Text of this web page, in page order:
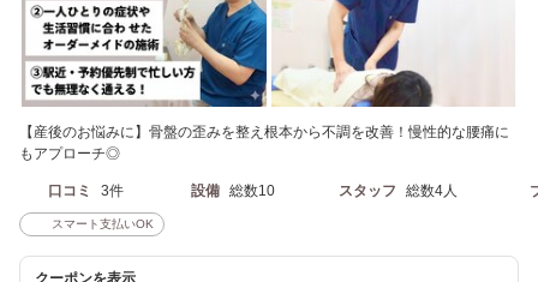
【産後のお悩みに】骨盤の歪みを整え根本から不調を改善！慢性的な腰痛に
もアプローチ◎
口コミ 3件 設備 総数10 スタッフ 総数4人
スマート支払いOK
クーポンを表示